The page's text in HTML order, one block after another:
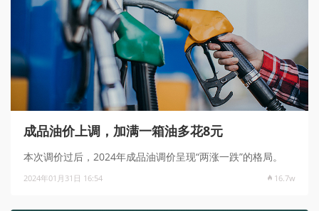
成品油价上调，加满一箱油多花8元
本次调价过后，2024年成品油调价呈现“两涨一跌”的格局。
2024年01月31日 16:54 16.7w